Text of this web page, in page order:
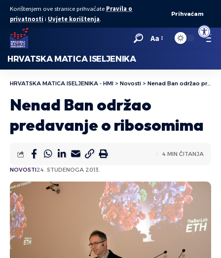
Open
Korištenjem ove stranice prihvaćate Pravila o
privatnosti i Uvjete korištenja.
Prihvaćam
Aa
HRVATSKA MATICA ISELJENIKA
HRVATSKA MATICA ISELJENIKA - HMI > Novosti > Nenad Ban održao predavanje o ribosomima
Nenad Ban održao
predavanje o ribosomima
NOVOSTI24. STUDENOGA 2013.
4 MIN ČITANJA